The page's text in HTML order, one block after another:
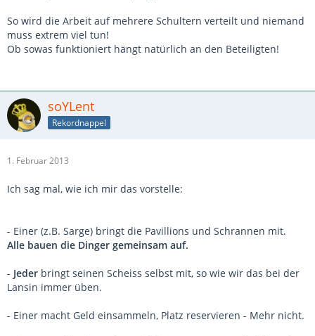
So wird die Arbeit auf mehrere Schultern verteilt und niemand
muss extrem viel tun!
Ob sowas funktioniert hängt natürlich an den Beteiligten!
soYLent
Rekordnappel
1. Februar 2013
Ich sag mal, wie ich mir das vorstelle:
- Einer (z.B. Sarge) bringt die Pavillions und Schrannen mit.
Alle bauen die Dinger gemeinsam auf.
- Jeder bringt seinen Scheiss selbst mit, so wie wir das bei der
Lansin immer üben.
- Einer macht Geld einsammeln, Platz reservieren - Mehr nicht.